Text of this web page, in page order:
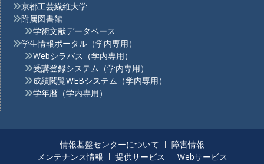
京都工芸繊維大学
附属図書館
学術文献データベース
学生情報ポータル（学内専用）
Webシラバス（学内専用）
受講登録システム（学内専用）
成績閲覧WEBシステム（学内専用）
学年暦（学内専用）
情報基盤センターについて
障害情報
メンテナンス情報
提供サービス
Webサービス